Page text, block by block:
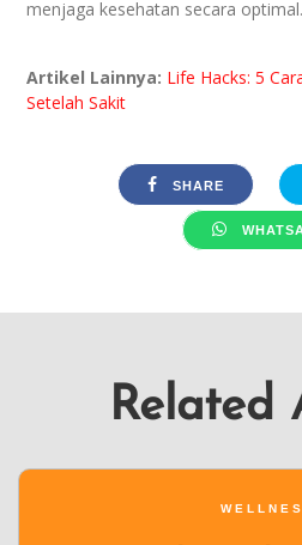
menjaga kesehatan secara optimal.
Artikel Lainnya: Life Hacks: 5
Setelah Sakit
SHARE
Related